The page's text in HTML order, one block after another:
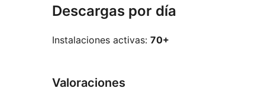
Descargas por día
Instalaciones activas: 70+
Valoraciones